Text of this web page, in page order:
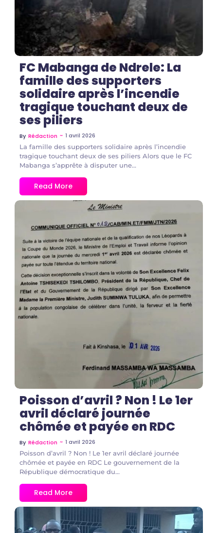
FC Mabanga de Ndrele: La
famille des supporters
solidaire après l’incendie
tragique touchant deux de
ses piliers
By Rédaction ~ 1 avril 2026
La famille des supporters solidaire après l’incendie
tragique touchant deux de ses piliers ​Alors que le FC
Mabanga s’apprête à disputer une...
Read More
No Comments
Poisson d’avril ? Non ! Le 1er
avril déclaré journée
chômée et payée en RDC
By Rédaction ~ 1 avril 2026
Poisson d’avril ? Non ! Le 1er avril déclaré journée
chômée et payée en RDC Le gouvernement de la
République démocratique du...
Read More